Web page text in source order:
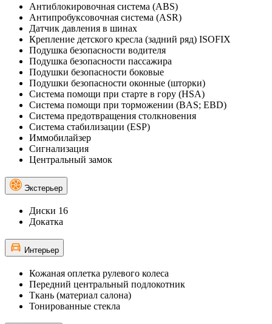
Антиблокировочная система (ABS)
Антипробуксовочная система (ASR)
Датчик давления в шинах
Крепление детского кресла (задний ряд) ISOFIX
Подушка безопасности водителя
Подушка безопасности пассажира
Подушки безопасности боковые
Подушки безопасности оконные (шторки)
Система помощи при старте в гору (HSA)
Система помощи при торможении (BAS; EBD)
Система предотвращения столкновения
Система стабилизации (ESP)
Иммобилайзер
Сигнализация
Центральный замок
Экстерьер
Диски 16
Докатка
Интерьер
Кожаная оплетка рулевого колеса
Передний центральный подлокотник
Ткань (материал салона)
Тонированные стекла